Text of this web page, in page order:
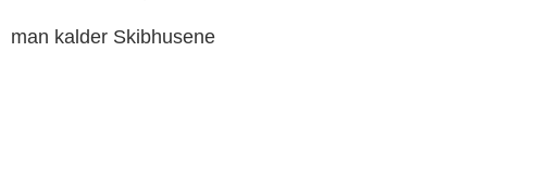
man kalder Skibhusene